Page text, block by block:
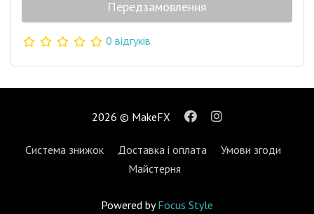
Передзамовлення
0 відгуків
2026 © MakeFX
Система знижок Доставка і оплата
Умови згоди
Майстерня
Powered byFocus Style